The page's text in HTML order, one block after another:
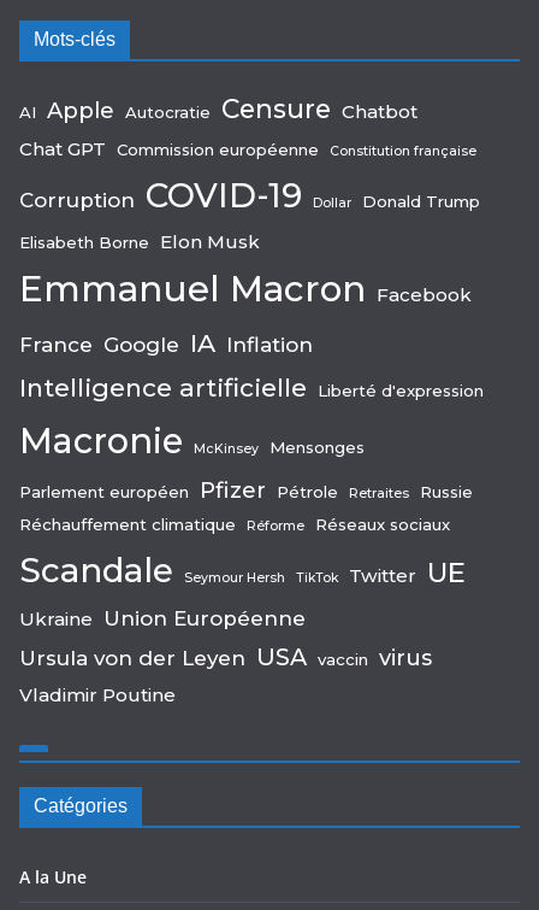
Mots-clés
AI Apple Autocratie Censure Chatbot
Chat GPT
Commission européenne Constitution française
Corruption COVID-19 Dollar Donald Trump
Elisabeth Borne Elon Musk
Emmanuel Macron Facebook
France Google IA Inflation
Intelligence artificielle Liberté d'expression
Macronie McKinsey Mensonges
Parlement européen Pfizer Pétrole Retraites
Russie
Réchauffement climatique
Réforme Réseaux sociaux
Scandale Seymour Hersh TikTok Twitter UE
Ukraine
Union Européenne
Ursula von der Leyen USA vaccin virus
Vladimir Poutine
Catégories
A la Une